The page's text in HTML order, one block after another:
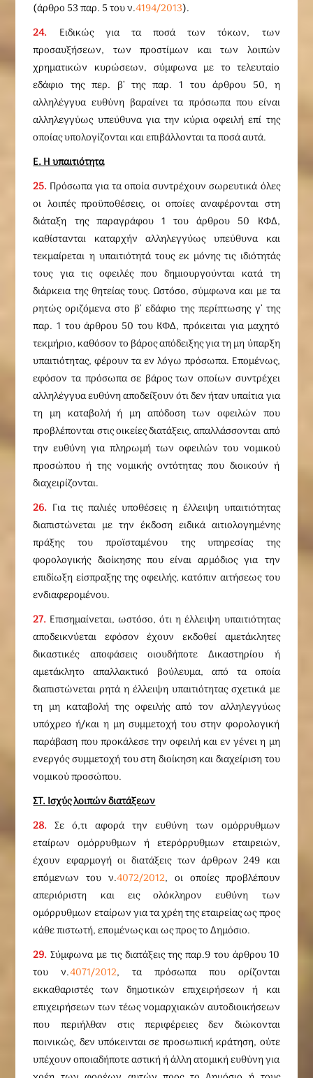
(άρθρο 53 παρ. 5 του ν.4194/2013).
24. Ειδικώς για τα ποσά των τόκων, των
προσαυξήσεων, των προστίμων και των λοιπών
χρηματικών κυρώσεων, σύμφωνα με το τελευταίο
εδάφιο της περ. β’ της παρ. 1 του άρθρου 50, η
αλληλέγγυα ευθύνη βαραίνει τα πρόσωπα που είναι
αλληλεγγύως υπεύθυνα για την κύρια οφειλή επί της
οποίας υπολογίζονται και επιβάλλονται τα ποσά αυτά.
Ε. Η υπαιτιότητα
25. Πρόσωπα για τα οποία συντρέχουν σωρευτικά όλες
οι λοιπές προϋποθέσεις, οι οποίες αναφέρονται στη
διάταξη της παραγράφου 1 του άρθρου 50 ΚΦΔ,
καθίστανται καταρχήν αλληλεγγύως υπεύθυνα και
τεκμαίρεται η υπαιτιότητά τους εκ μόνης τις ιδιότητάς
τους για τις οφειλές που δημιουργούνται κατά τη
διάρκεια της θητείας τους. Ωστόσο, σύμφωνα και με τα
ρητώς οριζόμενα στο β’ εδάφιο της περίπτωσης γ’ της
παρ. 1 του άρθρου 50 του ΚΦΔ, πρόκειται για μαχητό
τεκμήριο, καθόσον το βάρος απόδειξης για τη μη ύπαρξη
υπαιτιότητας, φέρουν τα εν λόγω πρόσωπα. Επομένως,
εφόσον τα πρόσωπα σε βάρος των οποίων συντρέχει
αλληλέγγυα ευθύνη αποδείξουν ότι δεν ήταν υπαίτια για
τη μη καταβολή ή μη απόδοση των οφειλών που
προβλέπονται στις οικείες διατάξεις, απαλλάσσονται από
την ευθύνη για πληρωμή των οφειλών του νομικού
προσώπου ή της νομικής οντότητας που διοικούν ή
διαχειρίζονται.
26. Για τις παλιές υποθέσεις η έλλειψη υπαιτιότητας
διαπιστώνεται με την έκδοση ειδικά αιτιολογημένης
πράξης του προϊσταμένου της υπηρεσίας της
φορολογικής διοίκησης που είναι αρμόδιος για την
επιδίωξη είσπραξης της οφειλής, κατόπιν αιτήσεως του
ενδιαφερομένου.
27. Επισημαίνεται, ωστόσο, ότι η έλλειψη υπαιτιότητας
αποδεικνύεται εφόσον έχουν εκδοθεί αμετάκλητες
δικαστικές αποφάσεις οιουδήποτε Δικαστηρίου ή
αμετάκλητο απαλλακτικό βούλευμα, από τα οποία
διαπιστώνεται ρητά η έλλειψη υπαιτιότητας σχετικά με
τη μη καταβολή της οφειλής από τον αλληλεγγύως
υπόχρεο ή/και η μη συμμετοχή του στην φορολογική
παράβαση που προκάλεσε την οφειλή και εν γένει η μη
ενεργός συμμετοχή του στη διοίκηση και διαχείριση του
νομικού προσώπου.
ΣΤ. Ισχύς λοιπών διατάξεων
28. Σε ό,τι αφορά την ευθύνη των ομόρρυθμων
εταίρων ομόρρυθμων ή ετερόρρυθμων εταιρειών,
έχουν εφαρμογή οι διατάξεις των άρθρων 249 και
επόμενων του ν.4072/2012, οι οποίες προβλέπουν
απεριόριστη και εις ολόκληρον ευθύνη των
ομόρρυθμων εταίρων για τα χρέη της εταιρείας ως προς
κάθε πιστωτή, επομένως και ως προς το Δημόσιο.
29. Σύμφωνα με τις διατάξεις της παρ.9 του άρθρου 10
του ν.4071/2012, τα πρόσωπα που ορίζονται
εκκαθαριστές των δημοτικών επιχειρήσεων ή και
επιχειρήσεων των τέως νομαρχιακών αυτοδιοικήσεων
που περιήλθαν στις περιφέρειες δεν διώκονται
ποινικώς, δεν υπόκεινται σε προσωπική κράτηση, ούτε
υπέχουν οποιαδήποτε αστική ή άλλη ατομική ευθύνη για